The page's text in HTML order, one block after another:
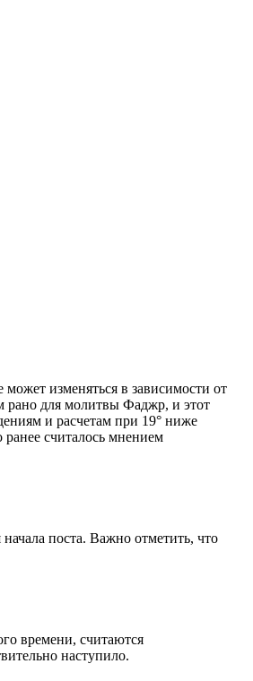
изменяться в зависимости от
рано для молитвы Фаджр, и этот
и расчетам при 19° ниже
считалось мнением
поста. Важно отметить, что
времени, считаются
наступило.